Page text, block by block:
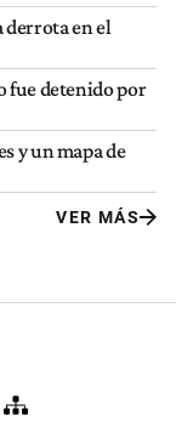
derrota en el
fue detenido por
y un mapa de
VER MÁS